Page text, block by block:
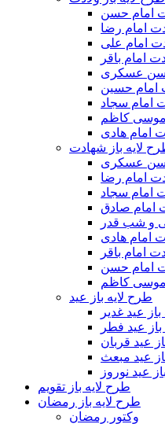
امام حسن
امام رضا
امام علی
امام باقر
امام حسین
امام سجاد
موسی کاظم
امام هادی
لایه باز شهادت
عسکری
امام رضا
امام سجاد
امام صادق
و شب قدر
امام هادی
امام باقر
امام حسن
موسی کاظم
طرح لایه باز عید
عید غدیر
عید فطر
عید قربان
عید مبعث
عید نوروز
طرح لایه باز تقویم
طرح لایه باز رمضان
وکتور رمضان